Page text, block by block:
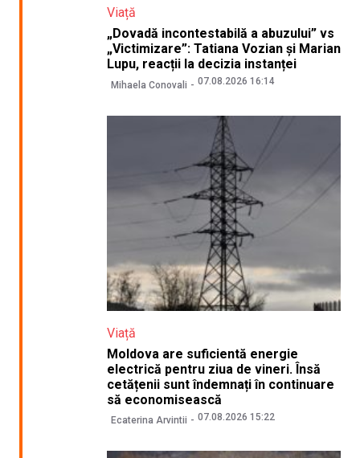
Viață
„Dovadă incontestabilă a abuzului” vs
„Victimizare”: Tatiana Vozian și Marian
Lupu, reacții la decizia instanței
Mihaela Conovali 07.08.2026 16:14
Viață
Moldova are suficientă energie
electrică pentru ziua de vineri. Însă
cetățenii sunt îndemnați în continuare
să economisească
Ecaterina Arvintii 07.08.2026 15:22